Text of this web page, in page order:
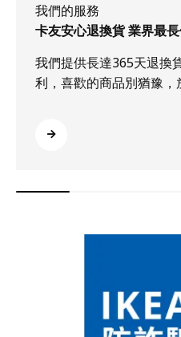
我們的服務
卡友安心退換貨 業界最
我們提供長達365天退換
利，喜歡的商品別猶豫，